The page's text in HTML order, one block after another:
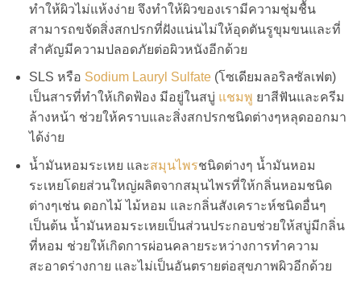
ทำให้ผิวไม่แห้งง่าย จึงทำให้ผิวของเรามีความชุ่มชื้น
สามารถขจัดสิ่งสกปรกที่ฝังแน่นไม่ให้อุดตันรูขุมขนและที่
สำคัญมีความปลอดภัยต่อผิวหนังอีกด้วย
SLS หรือ Sodium Lauryl Sulfate(โซเดียมลอริลซัลเฟต)
เป็นสารที่ทำให้เกิดฟ้อง มีอยู่ในสบู่ แชมพู ยาสีฟันและครีม
ล้างหน้า ช่วยให้คราบและสิ่งสกปรกชนิดต่างๆหลุดออกมา
ได้ง่าย
น้ำมันหอมระเหย และสมุนไพรชนิดต่างๆ น้ำมันหอม
ระเหยโดยส่วนใหญ่ผลิตจากสมุนไพรที่ให้กลิ่นหอมชนิด
ต่างๆเช่น ดอกไม้ ไม้หอม และกลิ่นสังเคราะห์ชนิดอื่นๆ
เป็นต้น น้ำมันหอมระเหยเป็นส่วนประกอบช่วยให้สบู่มีกลิ่น
ที่หอม ช่วยให้เกิดการผ่อนคลายระหว่างการทำความ
สะอาดร่างกาย และไม่เป็นอันตรายต่อสุขภาพผิวอีกด้วย